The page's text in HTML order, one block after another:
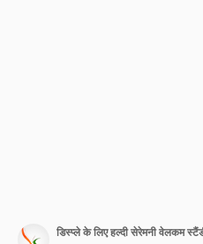
डिस्प्ले के लिए हल्दी सेरेमनी वेलकम